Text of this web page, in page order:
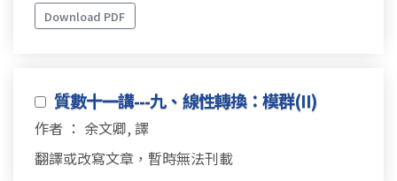
Download PDF
質數十一講---九、線性轉換：模群(II)
作者 ： 余文卿, 譯
翻譯或改寫文章，暫時無法刊載